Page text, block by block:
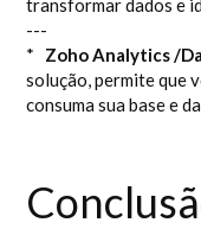
transformar dados e
---
* Zoho Analytics /
solução, permite que
consuma sua base e